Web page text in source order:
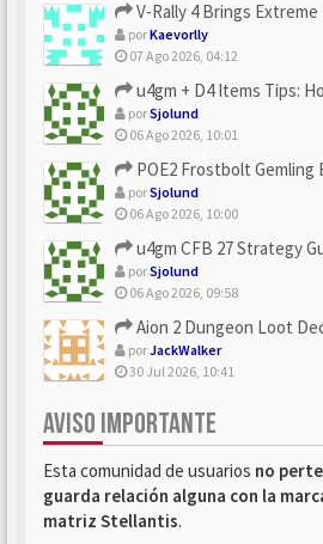
V-Rally 4 Brings Extreme Rally
porKaevorlly
07 Ago 2026, 04:12
u4gm + D4 Items Tips: How Smart
porSjolund
06 Ago 2026, 10:01
POE2 Frostbolt Gemling Builds Get
porSjolund
06 Ago 2026, 10:00
u4gm CFB 27 Strategy Guide: The
porSjolund
06 Ago 2026, 09:58
Aion 2 Dungeon Loot
porJackWalker
30 Jul 2026, 10:41
AVISO IMPORTANTE
Esta comunidad de usuarios no
guarda relación alguna con la
matriz Stellantis.